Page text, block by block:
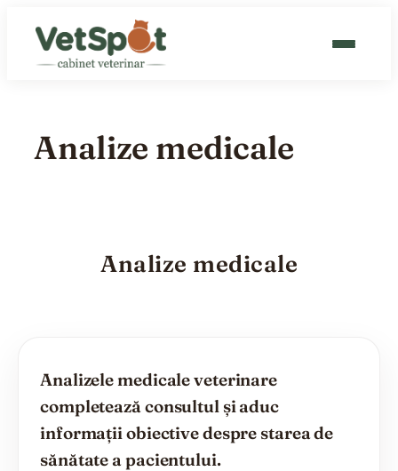
conținut
GROOMING
Analize medicale
Analize medicale
Analizele medicale veterinare
completează consultul și aduc
informații obiective despre starea de
sănătate a pacientului.